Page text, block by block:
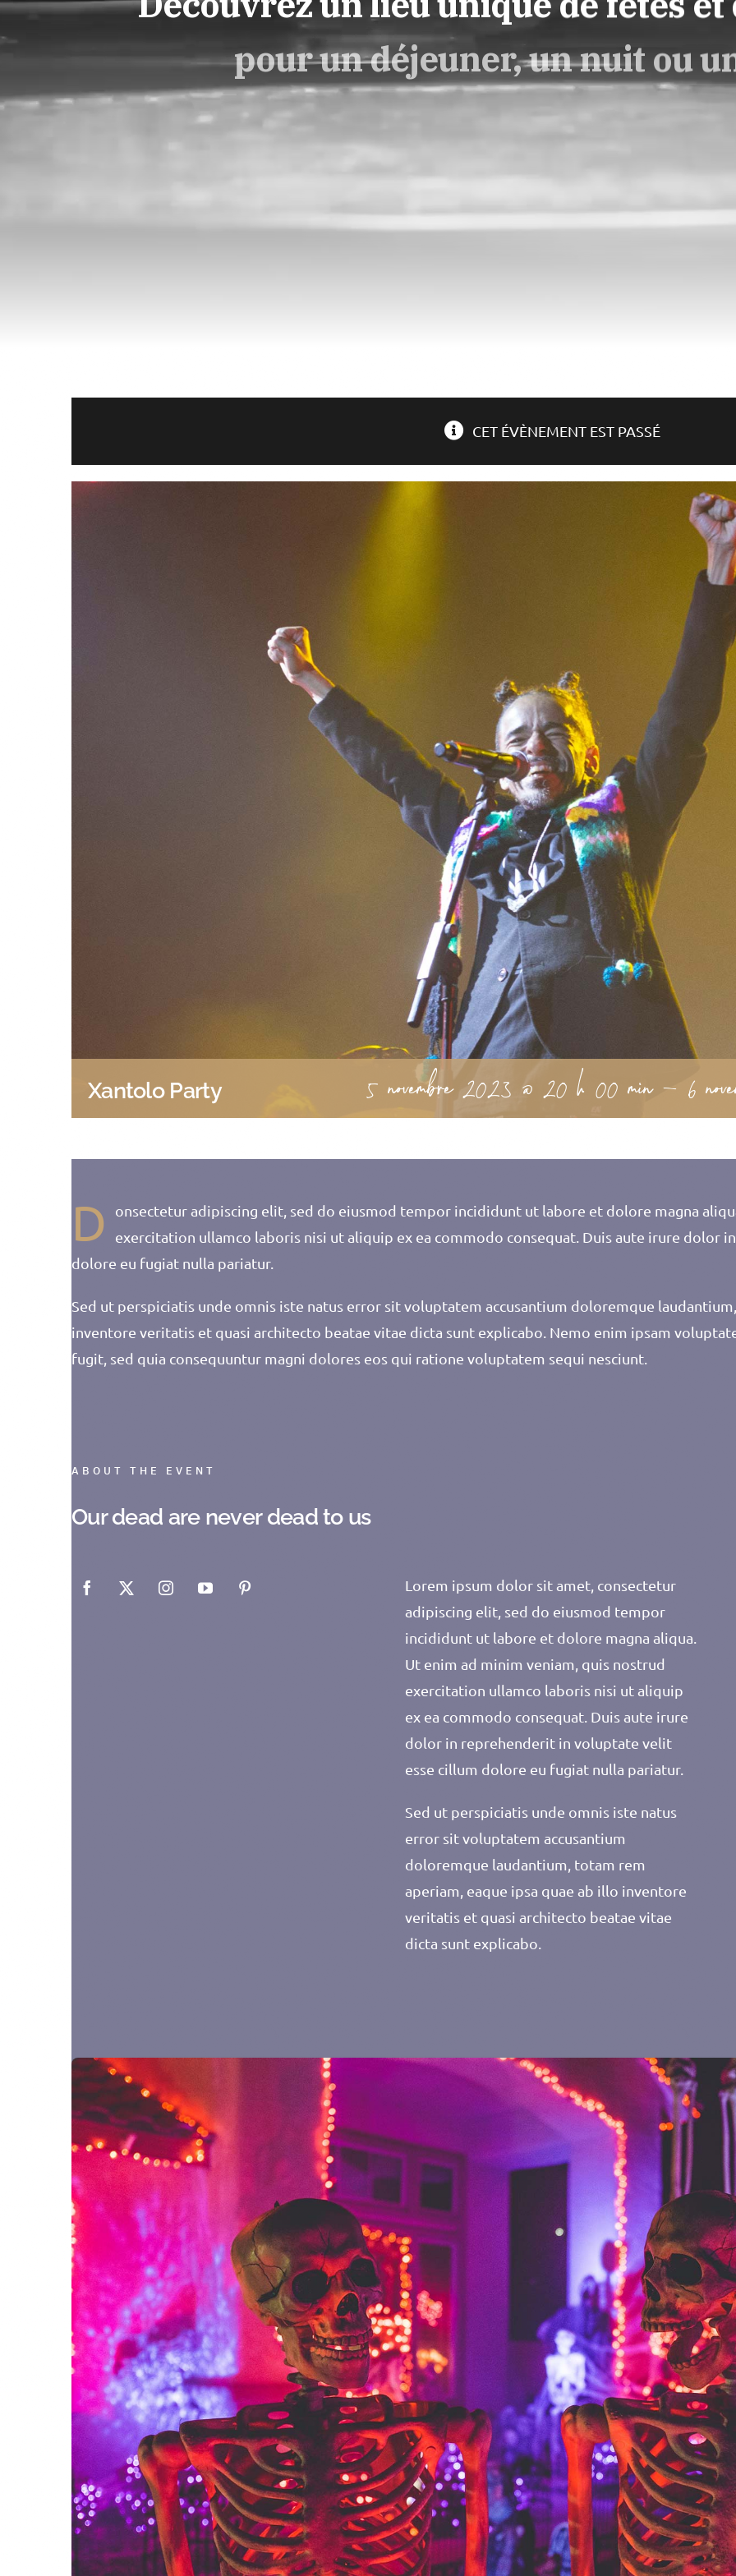
CET ÉVÈNEMENT EST PASSÉ
Xantolo Party 5 novembre 2023 @ 20 h 00 min- 6
D
onsectetur adipiscing elit, sed do eiusmod tempor incididunt ut labore et dolore magna
exercitation ullamco laboris nisi ut aliquip ex ea commodo consequat. Duis aute irure dolor
dolore eu fugiat nulla pariatur.
Sed ut perspiciatis unde omnis iste natus error sit voluptatem accusantium doloremque
inventore veritatis et quasi architecto beatae vitae dicta sunt explicabo. Nemo enim ipsam
fugit, sed quia consequuntur magni dolores eos qui ratione voluptatem sequi nesciunt.
ABOUT THE EVENT
Our dead are never dead to us
Lorem ipsum dolor sit amet, consectetur
adipiscing elit, sed do eiusmod tempor
incididunt ut labore et dolore magna aliqua.
Ut enim ad minim veniam, quis nostrud
exercitation ullamco laboris nisi ut aliquip
ex ea commodo consequat. Duis aute irure
dolor in reprehenderit in voluptate velit
esse cillum dolore eu fugiat nulla pariatur.
Sed ut perspiciatis unde omnis iste natus
error sit voluptatem accusantium
doloremque laudantium, totam rem
aperiam, eaque ipsa quae ab illo inventore
veritatis et quasi architecto beatae vitae
dicta sunt explicabo.